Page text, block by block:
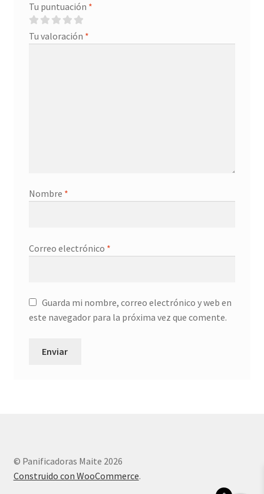
Tu puntuación *
Tu valoración *
Nombre *
Correo electrónico *
Guarda mi nombre, correo electrónico y web en
este navegador para la próxima vez que comente.
© Panificadoras Maite 2026
Construido con WooCommerce.